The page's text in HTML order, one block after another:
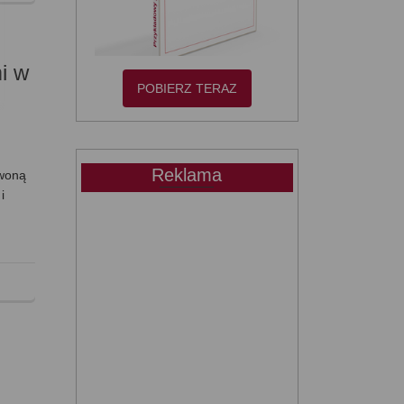
w
POBIERZ TERAZ
Reklama